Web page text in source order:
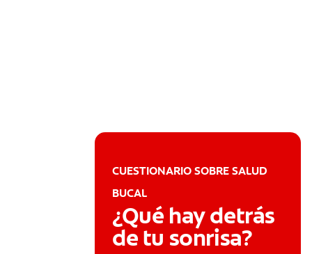
CUESTIONARIO SOBRE SALUD
BUCAL
¿Qué hay detrás
de tu sonrisa?